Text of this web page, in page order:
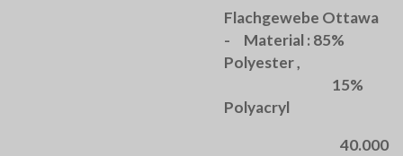
Flachgewebe Ottawa
- Material : 85%
Polyester ,
15%
Polyacryl
40.000